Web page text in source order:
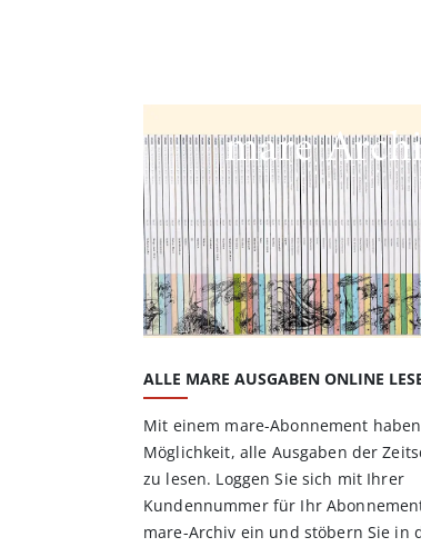
mare
ALLE MARE AUSGABEN ONLINE
Mit einem mare-Abonnement
Möglichkeit, alle Ausgaben der
zu lesen. Loggen Sie sich mit Ihrer
Kundennummer für Ihr
mare-Archiv ein und stöbern Sie in